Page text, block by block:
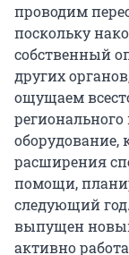
проводим
поскольку
собственный
других
ощущаем
оборудование,
расширения
помощи,
следующий
выпущен
активно